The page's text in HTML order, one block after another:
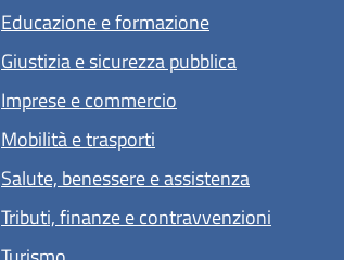
Educazione e formazione
Giustizia e sicurezza pubblica
Imprese e commercio
Mobilità e trasporti
Salute, benessere e assistenza
Tributi, finanze e contravvenzioni